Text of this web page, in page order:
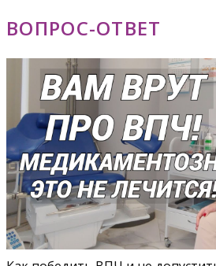
ВОПРОС-ОТВЕТ